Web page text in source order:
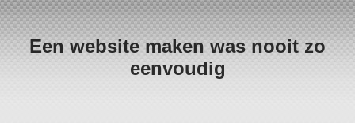
Een website maken was nooit zo
eenvoudig